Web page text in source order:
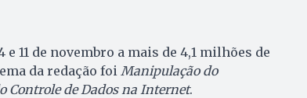
11 de novembro a mais de 4,1 milhões de
da redação foi Manipulação do
Controle de Dados na Internet.